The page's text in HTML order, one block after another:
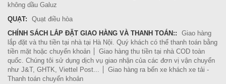
không dầu Galuz
QUẠT:
Quạt điều hòa
CHÍNH SÁCH LẮP ĐẶT GIAO HÀNG VÀ THANH TOÁN::
Giao hàng
lắp đặt và thu tiền tại nhà tại Hà Nội. Quý khách có thể thanh toán bằng
tiền mặt hoặc chuyển khoản
Giao hàng thu tiền tại nhà COD toàn
quốc. Chúng tôi sử dụng dịch vụ giao nhận của các đơn vị vận chuyển
như J&T, GHTK, Viettel Post...
Giao hàng ra bến xe khách xe tải -
Thanh toán chuyển khoản